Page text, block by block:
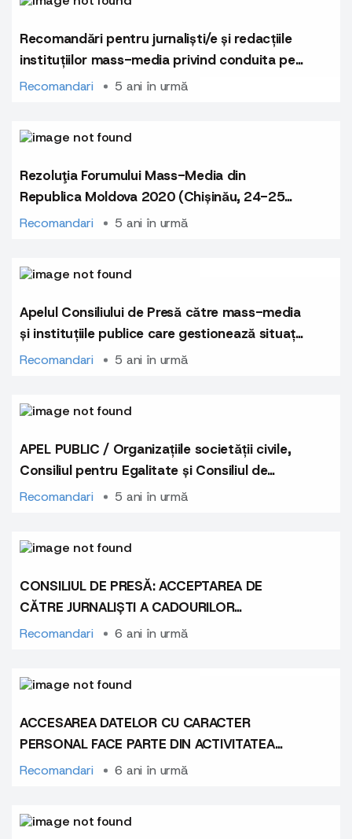
Recomandări pentru jurnaliști/e și redacțiile
instituțiilor mass-media privind conduita pe
rețelele sociale
Recomandari 5 ani în urmă
Rezoluţia Forumului Mass-Media din
Republica Moldova 2020 (Chișinău, 24-25
noiembrie 2020)
Recomandari 5 ani în urmă
Apelul Consiliului de Presă către mass-media
și instituțiile publice care gestionează situații
de risc cu implicarea copiilor
Recomandari 5 ani în urmă
APEL PUBLIC / Organizațiile societății civile,
Consiliul pentru Egalitate și Consiliul de
Presă solicită concurenților electorali și
prevină răspândirea acestui tip de discurs
Recomandari 5 ani în urmă
CONSILIUL DE PRESĂ: ACCEPTAREA DE
CĂTRE JURNALIȘTI A CADOURILOR
AFECTEAZĂ CREDIBILITATEA MASS-MEDIA
Recomandari 6 ani în urmă
ACCESAREA DATELOR CU CARACTER
PERSONAL FACE PARTE DIN ACTIVITATEA
JURNALIȘTILOR
Recomandari 6 ani în urmă